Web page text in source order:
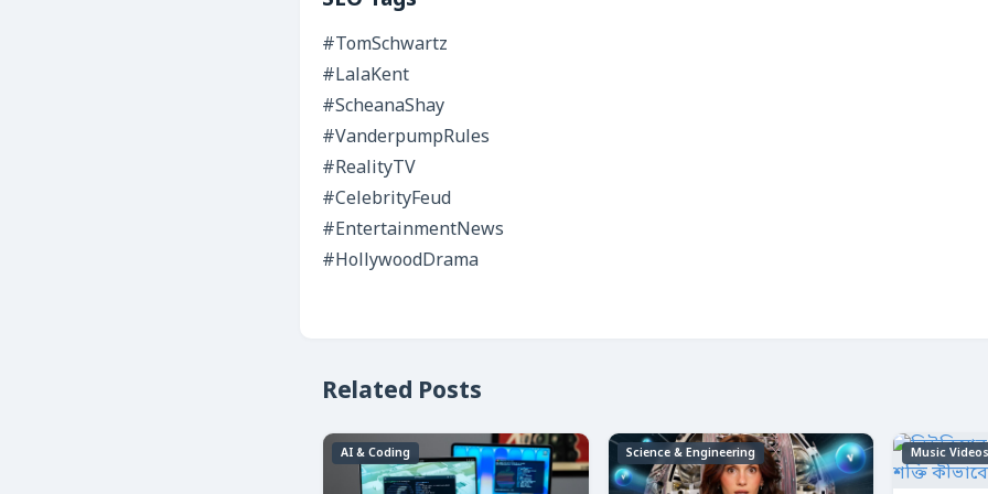
#TomSchwartz
#LalaKent
#ScheanaShay
#VanderpumpRules
#RealityTV
#CelebrityFeud
#EntertainmentNews
#HollywoodDrama
Related Posts
AI & Coding Science & Engineering Music